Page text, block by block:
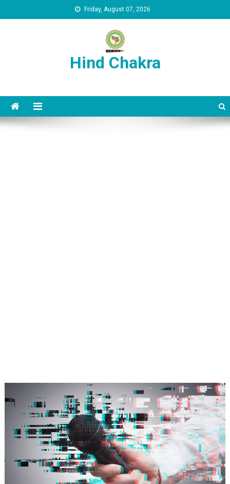
Friday, August 07, 2026
Hind Chakra